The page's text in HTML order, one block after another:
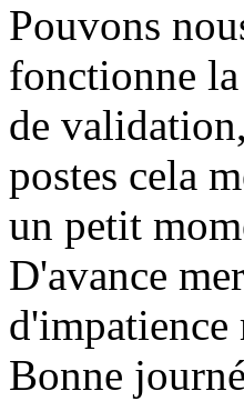
Pouvons
fonctionne
de
postes cela
un petit
D'avance
d'impatience
Bonne